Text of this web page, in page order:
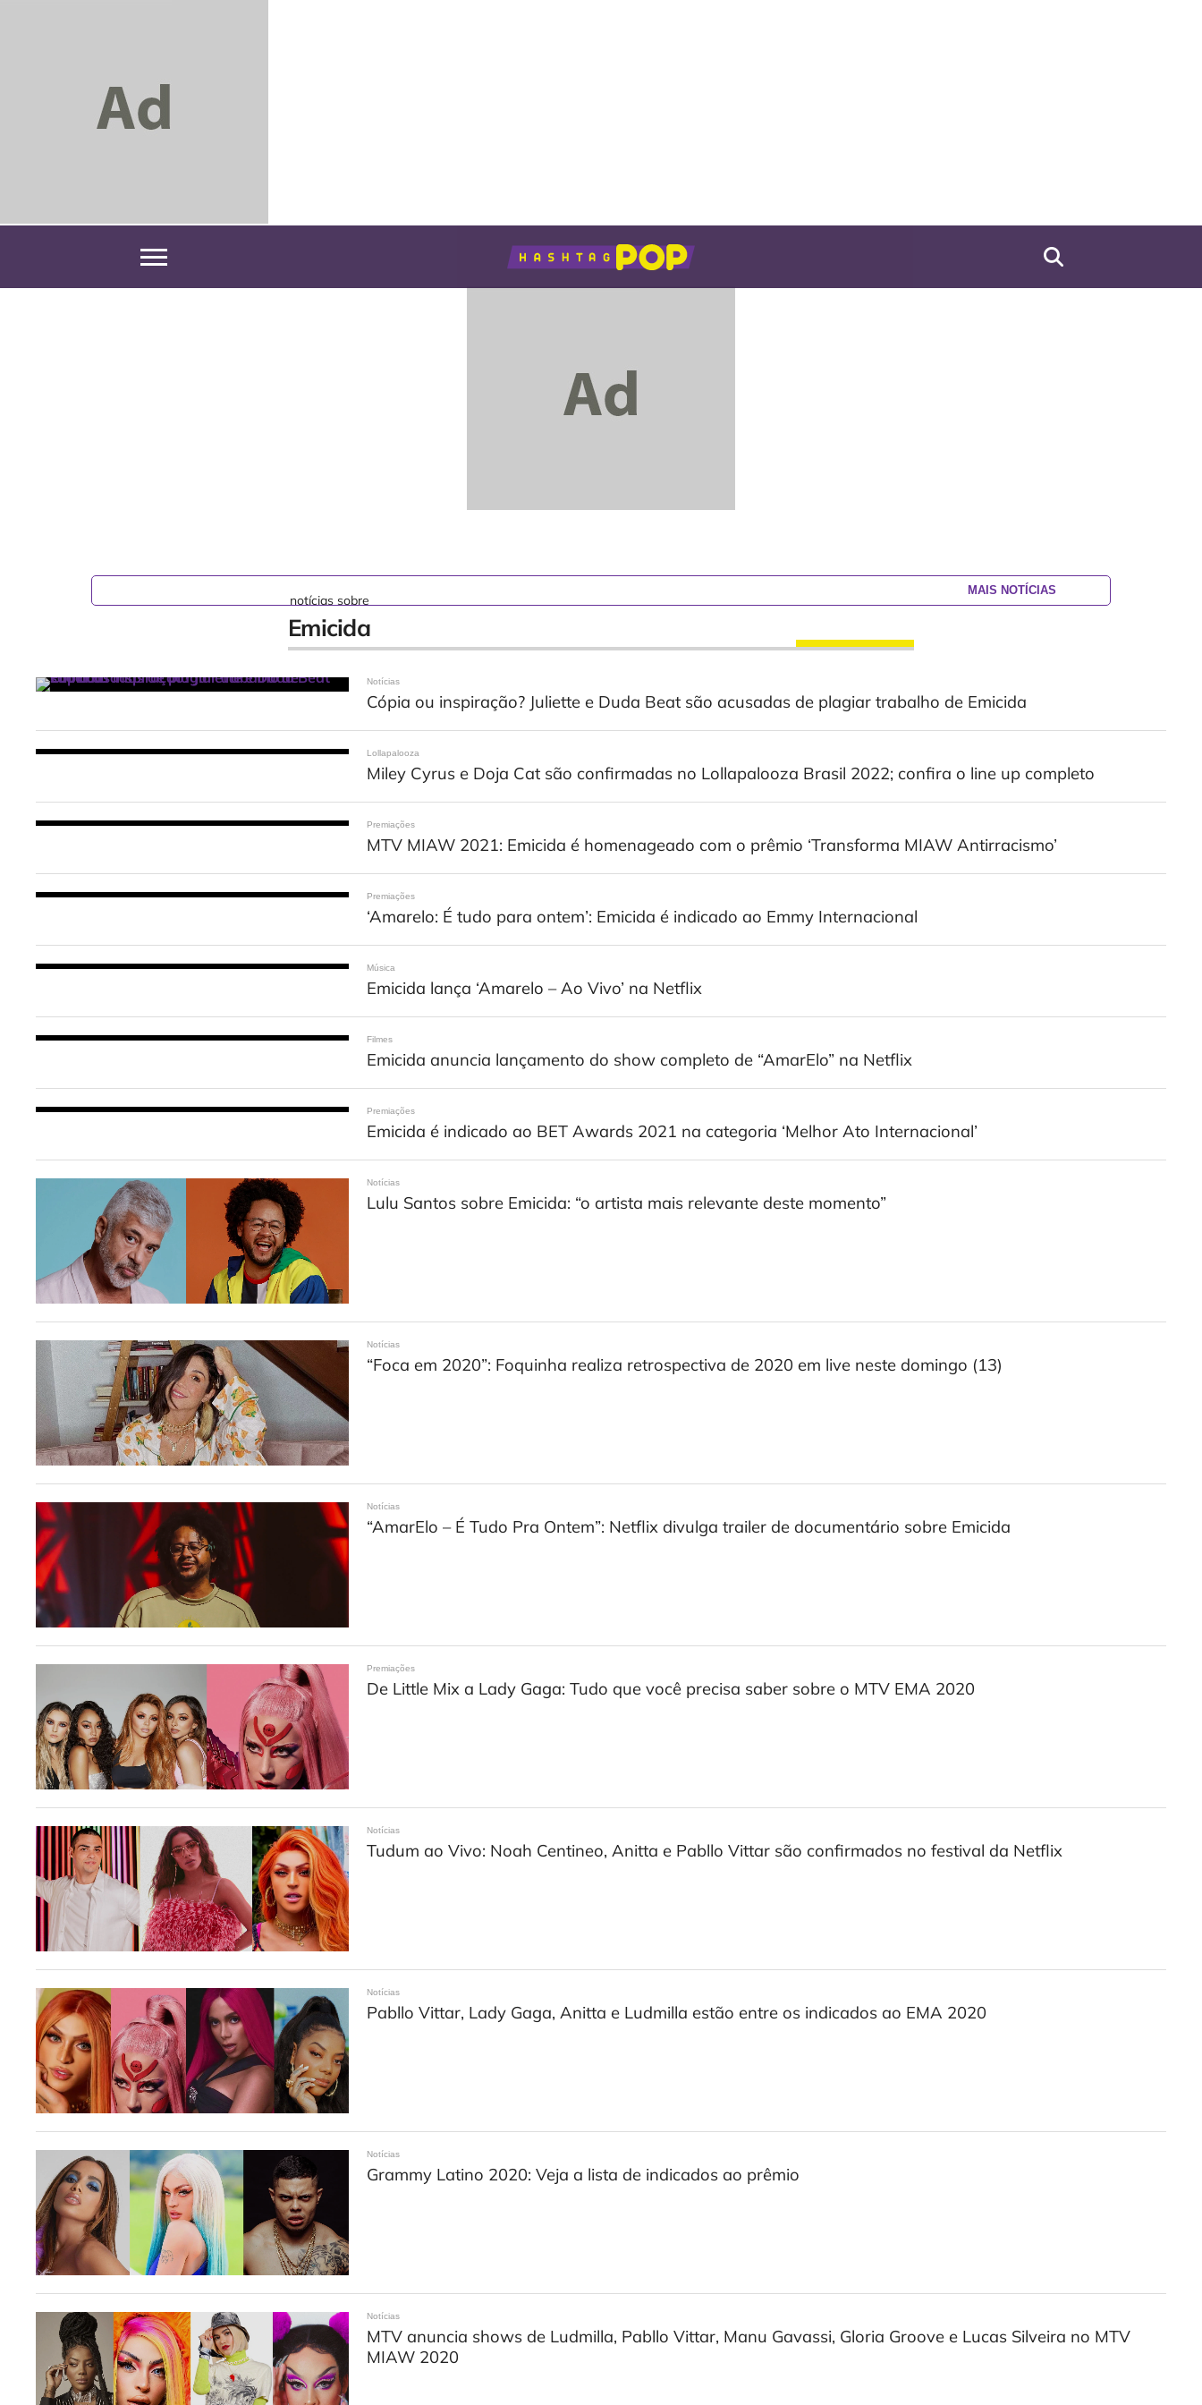
notícias sobre
Emicida
Notícias
Cópia ou inspiração? Juliette e Duda Beat são acusadas de plagiar trabalho de Emicida
Lollapalooza
Miley Cyrus e Doja Cat são confirmadas no Lollapalooza Brasil 2022; confira o line up completo
Premiações
MTV MIAW 2021: Emicida é homenageado com o prêmio ‘Transforma MIAW Antirracismo’
Premiações
‘Amarelo: É tudo para ontem’: Emicida é indicado ao Emmy Internacional
Música
Emicida lança ‘Amarelo – Ao Vivo’ na Netflix
Filmes
Emicida anuncia lançamento do show completo de “AmarElo” na Netflix
Premiações
Emicida é indicado ao BET Awards 2021 na categoria ‘Melhor Ato Internacional’
Notícias
Lulu Santos sobre Emicida: “o artista mais relevante deste momento”
Notícias
“Foca em 2020”: Foquinha realiza retrospectiva de 2020 em live neste domingo (13)
Notícias
“AmarElo – É Tudo Pra Ontem”: Netflix divulga trailer de documentário sobre Emicida
Premiações
De Little Mix a Lady Gaga: Tudo que você precisa saber sobre o MTV EMA 2020
Notícias
Tudum ao Vivo: Noah Centineo, Anitta e Pabllo Vittar são confirmados no festival da Netflix
Notícias
Pabllo Vittar, Lady Gaga, Anitta e Ludmilla estão entre os indicados ao EMA 2020
Notícias
Grammy Latino 2020: Veja a lista de indicados ao prêmio
Notícias
MTV anuncia shows de Ludmilla, Pabllo Vittar, Manu Gavassi, Gloria Groove e Lucas Silveira no MTV
MIAW 2020
MAIS NOTÍCIAS